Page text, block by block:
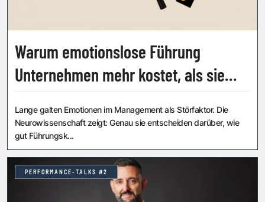
Warum emotionslose Führung
Unternehmen mehr kostet, als sie
Lange galten Emotionen im Management als Störfaktor. Die
Neurowissenschaft zeigt: Genau sie entscheiden darüber, wie
gut Führungsk...
PERFORMANCE-TALKS #2